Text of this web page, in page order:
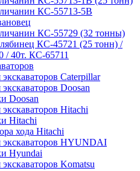
КС-55713-5В
КС-55729 (32 тонны)
КС-45721 (25 тонн) /
/ 40т. КС-65711
экскаваторов Caterpillar
Doosan
Doosan
экскаваторов Hitachi
Hitachi
хода Hitachi
экскаваторов HYUNDAI
Hyundai
Komatsu